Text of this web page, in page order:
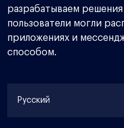
разрабатываем
пользователи могли
приложениях и
способом.
Русский